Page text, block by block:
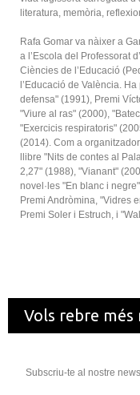
literatura, memòria,
Rafa Gomar va nàixer a
a l’Escola del Professorat
Ciències de l’Educació
l’Educació de València.
defensa" (1991), Premi
"Viure al ras" (2000),
"Exercicis respiratoris"
(2014). Com a
llibre "Nits de contes al
2,27" (1988), "Vianant"
novel·les "En blanc i
Premi Andròmina, "Vidres
Premi Soler i Estruch, i
Vols rebre més
Subscriu-te al nostre